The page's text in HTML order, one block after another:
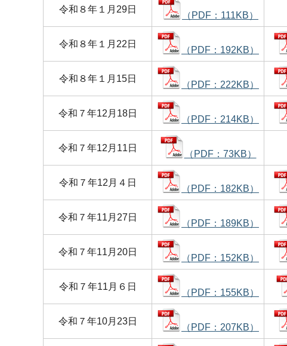
令和８年１月29日
（PDF：111KB）
令和８年１月22日
（PDF：192KB）
令和８年１月15日
（PDF：222KB）
令和７年12月18日
（PDF：214KB）
令和７年12月11日
（PDF：73KB）
令和７年12月４日
（PDF：182KB）
令和７年11月27日
（PDF：189KB）
令和７年11月20日
（PDF：152KB）
令和７年11月６日
（PDF：155KB）
令和７年10月23日
（PDF：207KB）